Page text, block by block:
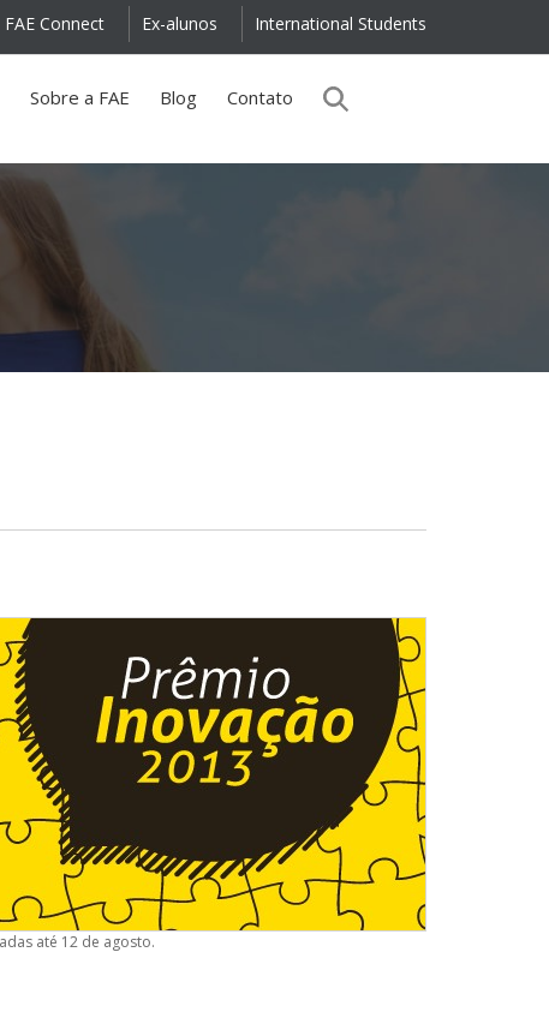
International Students
Ex-alunos
FAE Connect
Sobre a FAE Blog Contato
até 12 de agosto.